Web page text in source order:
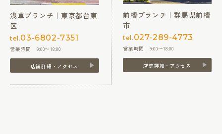
浅草ブランチ｜東京都台東
区
tel.03-6802-7351
営業時間 9:00〜18:00
店舗詳細・アクセス
前橋ブランチ｜群馬県前橋
市
tel. 027-289-4773
営業時間 9:00〜18:00
店舗詳細・アクセス